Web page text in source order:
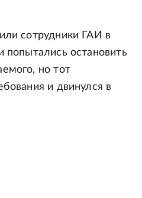
сотрудники ГАИ в
попытались остановить
но тот
и двинулся в